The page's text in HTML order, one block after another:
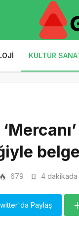
KÜLTÜR
679 4
Paylaş